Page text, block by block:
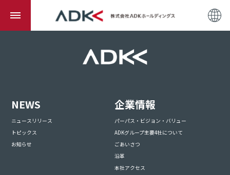
NEWS
ニュースリリース
トピックス
お知らせ
企業情報
パーパス・ビジョン・バリュー
ADKグループ主要4社について
ごあいさつ
沿革
本社アクセス